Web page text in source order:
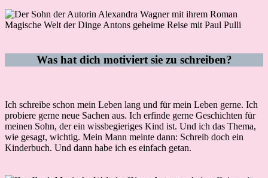
Was hat dich motiviert sie zu schreiben?
Ich schreibe schon mein Leben lang und für mein Leben gerne. Ich
probiere gerne neue Sachen aus. Ich erfinde gerne Geschichten für
meinen Sohn, der ein wissbegieriges Kind ist. Und ich das Thema,
wie gesagt, wichtig. Mein Mann meinte dann: Schreib doch ein
Kinderbuch. Und dann habe ich es einfach getan.